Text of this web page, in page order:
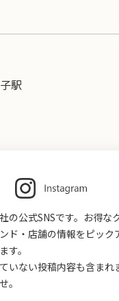
駅
の公式SNSです。お得な
ド・店舗の情報をピック
す。
いない投稿内容も含まれ
。